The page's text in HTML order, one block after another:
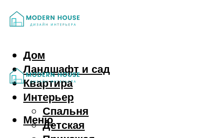
Дом
Ландшафт и сад
Квартира
Интерьер
Спальня
Детская
Меню